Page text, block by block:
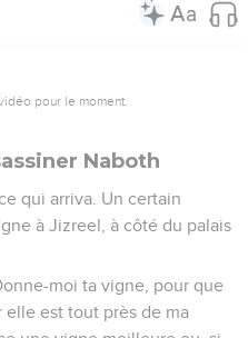
pour le moment.
Naboth
qui arriva. Un certain
à Jizreel, à côté du palais
moi ta vigne, pour que
elle est tout près de ma